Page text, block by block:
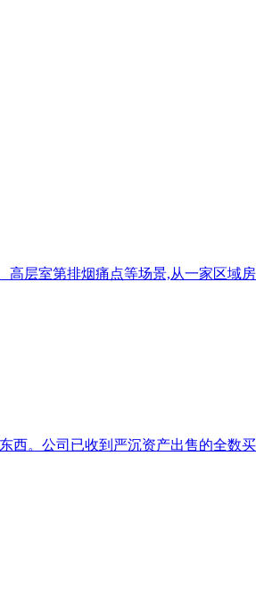
层室第排烟痛点等场景,从一家区域
西。公司已收到严沉资产出售的全数